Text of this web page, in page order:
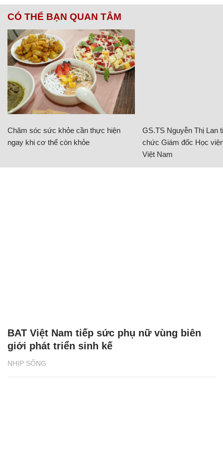
CÓ THỂ BẠN QUAN TÂM
Chăm sóc sức khỏe cần thực hiện
ngay khi cơ thể còn khỏe
GS.TS Nguyễn Thị Lan
chức Giám đốc Học
Việt Nam
NHỊP SỐNG
BAT Việt Nam tiếp sức phụ nữ vùng biên
giới phát triển sinh kế